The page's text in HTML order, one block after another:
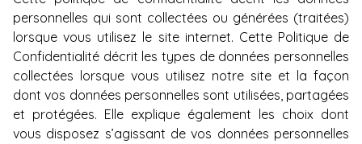
personnelles qui sont collectées ou générées (traitées)
lorsque vous utilisez le site internet. Cette Politique de
Confidentialité décrit les types de données personnelles
collectées lorsque vous utilisez notre site et la façon
dont vos données personnelles sont utilisées, partagées
et protégées. Elle explique également les choix dont
vous disposez s’agissant de vos données personnelles